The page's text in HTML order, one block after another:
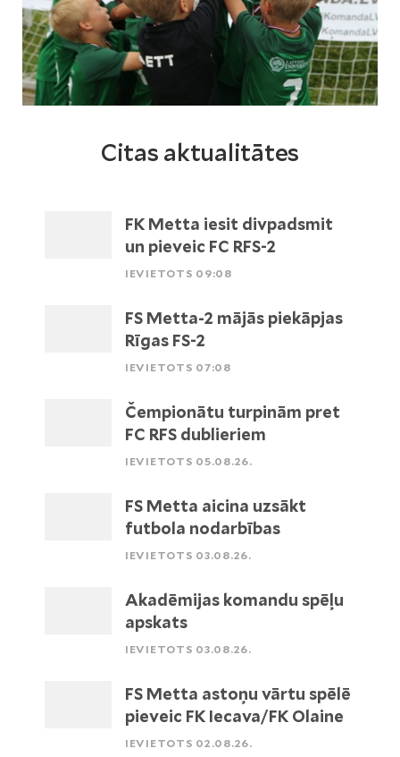
Citas aktualitātes
FK Metta iesit divpadsmit
un pieveic FC RFS-2
IEVIETOTS 09:08
FS Metta-2 mājās piekāpjas
Rīgas FS-2
IEVIETOTS 07:08
Čempionātu turpinām pret
FC RFS dublieriem
IEVIETOTS 05.08.26.
FS Metta aicina uzsākt
futbola nodarbības
IEVIETOTS 03.08.26.
Akadēmijas komandu spēļu
apskats
IEVIETOTS 03.08.26.
FS Metta astoņu vārtu spēlē
pieveic FK Iecava/FK Olaine
IEVIETOTS 02.08.26.